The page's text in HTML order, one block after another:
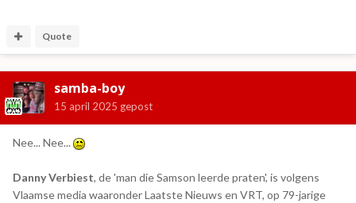
Quote
samba-boy
15 april 2025 gepost
Nee... Nee...
Danny Verbiest, de 'man die Samson leerde praten', is volgens
Vlaamse media waaronder Laatste Nieuws en VRT, op 79-jarige